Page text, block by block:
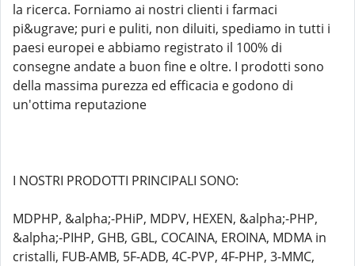
la ricerca. Forniamo ai nostri clienti i farmaci
pi&ugrave; puri e puliti, non diluiti, spediamo in tutti i
paesi europei e abbiamo registrato il 100% di
consegne andate a buon fine e oltre. I prodotti sono
della massima purezza ed efficacia e godono di
un'ottima reputazione
I NOSTRI PRODOTTI PRINCIPALI SONO:
MDPHP, &alpha;-PHiP, MDPV, HEXEN, &alpha;-PHP,
&alpha;-PIHP, GHB, GBL, COCAINA, EROINA, MDMA in
cristalli, FUB-AMB, 5F-ADB, 4C-PVP, 4F-PHP, 3-MMC,